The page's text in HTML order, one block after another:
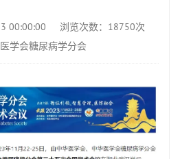
00:00:00
浏览次数：18750次
学会糖尿病学分会